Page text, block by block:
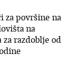
za površine na
na
razdoblje od